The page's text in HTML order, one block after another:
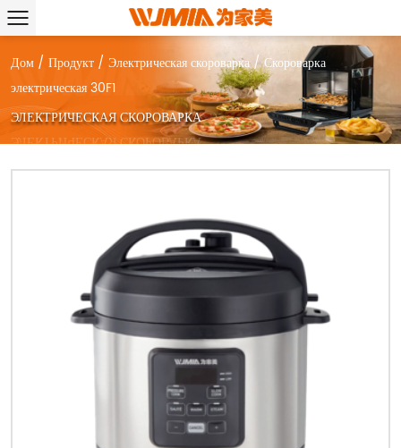
Дом / Продукт / Электрическая скороварка/Скороварка
электрическая 30F1
ЭЛЕКТРИЧЕСКАЯ СКОРОВАРКА